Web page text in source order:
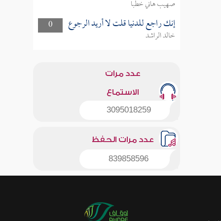
صهيب هاني خطبا
0
إنك راجع للدنيا قلت لا أريد الرجوع
خالد الراشد
عدد مرات
الاستماع
3095018259
عدد مرات الحفظ
839858596